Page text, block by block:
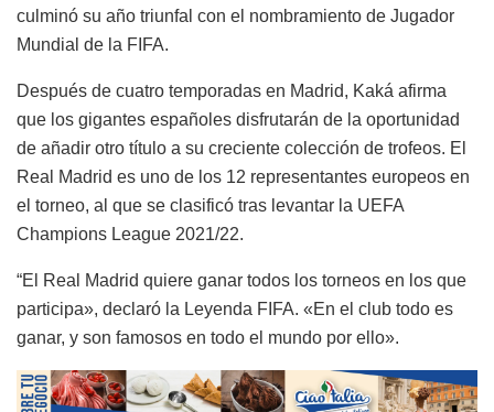
culminó su año triunfal con el nombramiento de Jugador
Mundial de la FIFA.
Después de cuatro temporadas en Madrid, Kaká afirma
que los gigantes españoles disfrutarán de la oportunidad
de añadir otro título a su creciente colección de trofeos. El
Real Madrid es uno de los 12 representantes europeos en
el torneo, al que se clasificó tras levantar la UEFA
Champions League 2021/22.
“El Real Madrid quiere ganar todos los torneos en los que
participa», declaró la Leyenda FIFA. «En el club todo es
ganar, y son famosos en todo el mundo por ello».